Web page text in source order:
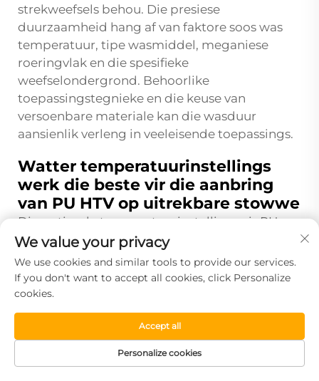
strekweefsels behou. Die presiese
duurzaamheid hang af van faktore soos was
temperatuur, tipe wasmiddel, meganiese
roeringvlak en die spesifieke
weefselondergrond. Behoorlike
toepassingstegnieke en die keuse van
versoenbare materiale kan die wasduur
aansienlik verleng in veeleisende toepassings.
Watter temperatuurinstellings
werk die beste vir die aanbring
van PU HTV op uitrekbare stowwe
Die optimale temperatuurinstellings vir PU
HTV op uitrekbare stowwe wissel gewoonlik
tussen 280 °F en 320 °F, met die meeste
toepassings wat die beste resultate by
ongeveer 300 °F behaal. Laer temperature
binne hierdie reeks bewaar dikwels beter
langtermynbuigsaamheid deur termiese
spanning tydens aanbring te minimaliseer. Die
presiese temperatuur moet aangepas word
TUISBLAD PRODUKTE GRATIS MONSTER TEL
We value your privacy
We use cookies and similar tools to provide our services.
If you don't want to accept all cookies, click Personalize
cookies.
Personalize cookies
Accept all